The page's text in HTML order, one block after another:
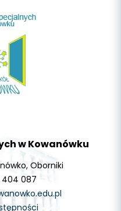
w Kowanówku
Oborniki
404 087